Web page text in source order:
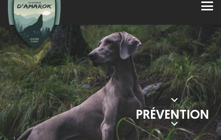
PRÉVENTION